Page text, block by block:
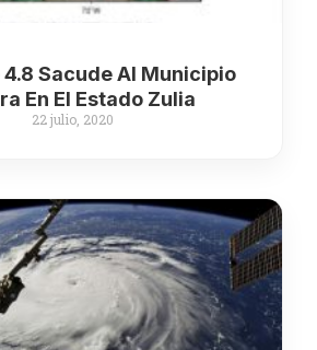
4.8 Sacude Al Municipio
En El Estado Zulia
22 julio, 2020